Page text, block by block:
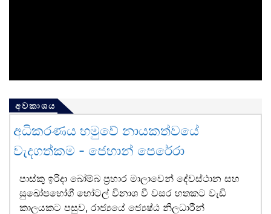
අවකාශය
අධිකරණය හමුවේ නායකත්වයේ
වැදගත්කම - ජෙහාන් පෙරේරා
පාස්කු ඉරිදා බෝම්බ ප්‍රහාර මාලාවෙන් දේවස්ථාන සහ
සුඛෝපභෝගී හෝටල් විනාශ වී වසර හතකට වැඩි
කාලයකට පසුව, රාජ්‍යයේ ජ්‍යෙෂ්ඨ නිලධාරීන්